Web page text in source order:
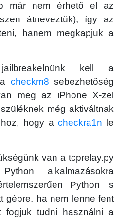
már nem érhető el az
átneveztük), így az
hanem megkapjuk a
kell a
checkm8 sebezhetőség
meg az iPhone X-zel
még aktiváltnak
hogy acheckra1n le
van a tcprelay.py
alkalmazásokra
Python is
gépre, ha nem lenne fent
fogjuk tudni használni a